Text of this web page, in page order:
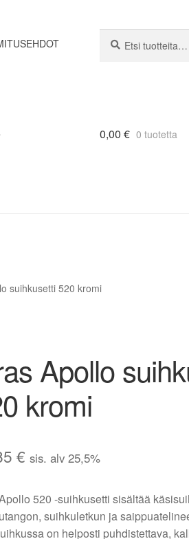
0,00 € 0 tuotetta
suihkusetti 520 kromi
Apollo
kromi
€ sis. alv 25,5%
520 -suihkusetti sisältää
suihkuletkun ja
on helposti puhdistettava,